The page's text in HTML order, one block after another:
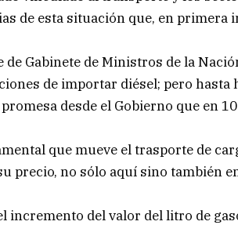
de esta situación que, en primera
de Gabinete de Ministros de la
de importar diésel; pero hasta
desde el Gobierno que en
que mueve el trasporte de
precio, no sólo aquí sino también
incremento del valor del litro de